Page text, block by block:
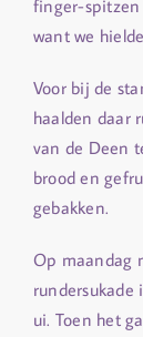
finger-spitzen
want we
Voor bij de
haalden daar
van de Deen
brood en
gebakken.
Op maandag
rundersukade
ui. Toen het